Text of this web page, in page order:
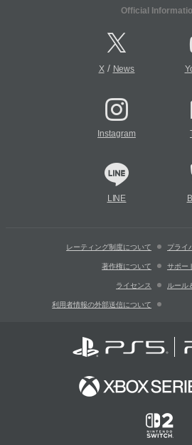
Official
X/ News
Instagram
LINE
レーティング制度について プライ
著作権について サポー
ライセンス ルール
利用者情報の外部送信について